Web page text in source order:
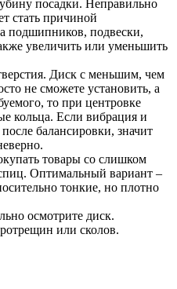
посадки. Неправильно
стать причиной
подшипников, подвески,
увеличить или уменьшить
Диск с меньшим, чем
не сможете установить, а
то при центровке
кольца. Если вибрация и
балансировки, значит
товары со слишком
Оптимальный вариант –
тонкие, но плотно
осмотрите диск.
или сколов.